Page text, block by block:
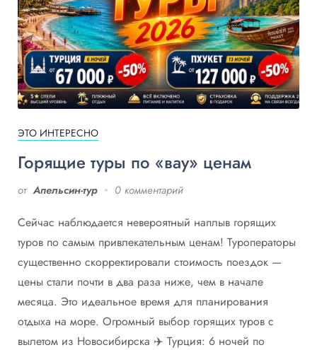
ЭТО ИНТЕРЕСНО
Горящие туры по «вау» ценам
от Апельсин-тур 0 комментарий
Сейчас наблюдается невероятный наплыв горящих
туров по самым привлекательным ценам! Туроператоры
существенно скорректировали стоимость поездок —
цены стали почти в два раза ниже, чем в начале
месяца. Это идеальное время для планирования
отдыха на море. Огромный выбор горящих туров с
вылетом из Новосибирска ✈️ Турция: 6 ночей по